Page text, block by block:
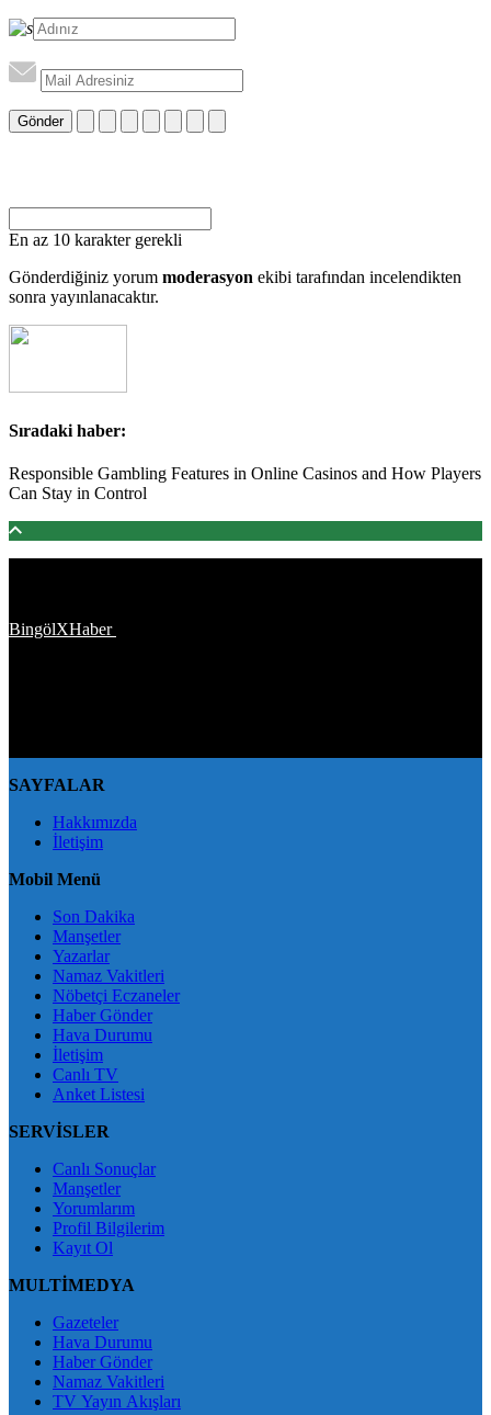
Gönder
En az 10 karakter gerekli
Gönderdiğiniz yorum moderasyon ekibi tarafından incelendikten
sonra yayınlanacaktır.
Sıradaki haber:
Responsible Gambling Features in Online Casinos and How Players
Can Stay in Control
BingölXHaber
SAYFALAR
Hakkımızda
İletişim
Mobil Menü
Son Dakika
Manşetler
Yazarlar
Namaz Vakitleri
Nöbetçi Eczaneler
Haber Gönder
Hava Durumu
İletişim
Canlı TV
Anket Listesi
SERVİSLER
Canlı Sonuçlar
Manşetler
Yorumlarım
Profil Bilgilerim
Kayıt Ol
MULTİMEDYA
Gazeteler
Hava Durumu
Haber Gönder
Namaz Vakitleri
TV Yayın Akışları